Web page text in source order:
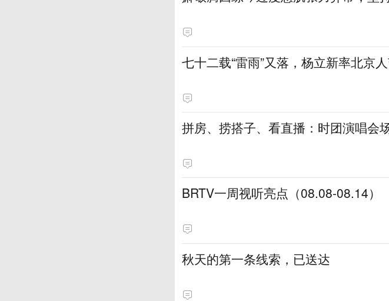
七十二载“雷雨”又落，杨立新率北京
拼房、捞搭子、看直播：时团演唱会
BRTV一周视听亮点（08.08-08.14）
秋天的第一条线索，已送达